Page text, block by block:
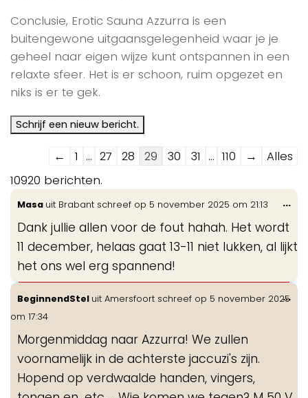
Conclusie, Erotic Sauna Azzurra is een
buitengewone uitgaansgelegenheid waar je je
geheel naar eigen wijze kunt ontspannen in een
relaxte sfeer. Het is er schoon, ruim opgezet en
niks is er te gek.
Navigatie
door
de
gastenboek-
lijst
← 1 ... 27 28 29 30 31 ... 110 →
Alles
10920 berichten.
Masa uit Brabant schreef op 5 november 2025 om 21:13
Dank jullie allen voor de fout hahah. Het wordt
11 december, helaas gaat 13-11 niet lukken, al lijkt
het ons wel erg spannend!
...
BeginnendStel uit Amersfoort schreef op 5 november 2025
om 17:34
Morgenmiddag naar Azzurra! We zullen
voornamelijk in de achterste jaccuzi's zijn.
Hopend op verdwaalde handen, vingers,
...